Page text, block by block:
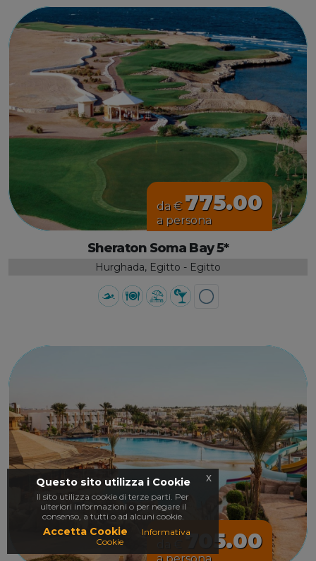
da € 775.00
a persona
Sheraton Soma Bay 5*
Hurghada, Egitto - Egitto
705.00
Questo sito utilizza i Cookie
Il sito utilizza cookie di terze parti. Per
ulteriori informazioni o per negare il
consenso, a tutti o ad alcuni cookie.
Accetta Cookie
Informativa
Cookie
x